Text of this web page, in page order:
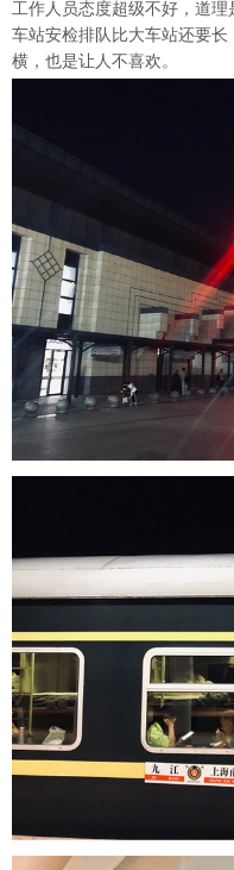
工作人员态度超级不好，道
车站安检排队比大车站还要
横，也是让人不喜欢。